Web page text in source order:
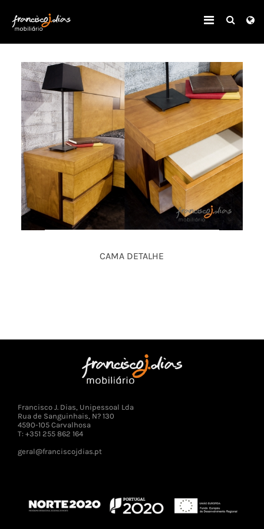
CAMA DETALHE
Francisco J. Dias, Unipessoal Lda
Rua de Sanguinhais, N? 130
4590-105 Carvalhosa
T: +351 255 862 164
geral@franciscojdias.pt